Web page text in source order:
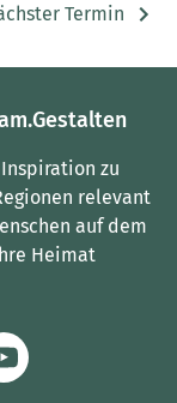
Termin
zu
relevant
auf dem
Heimat